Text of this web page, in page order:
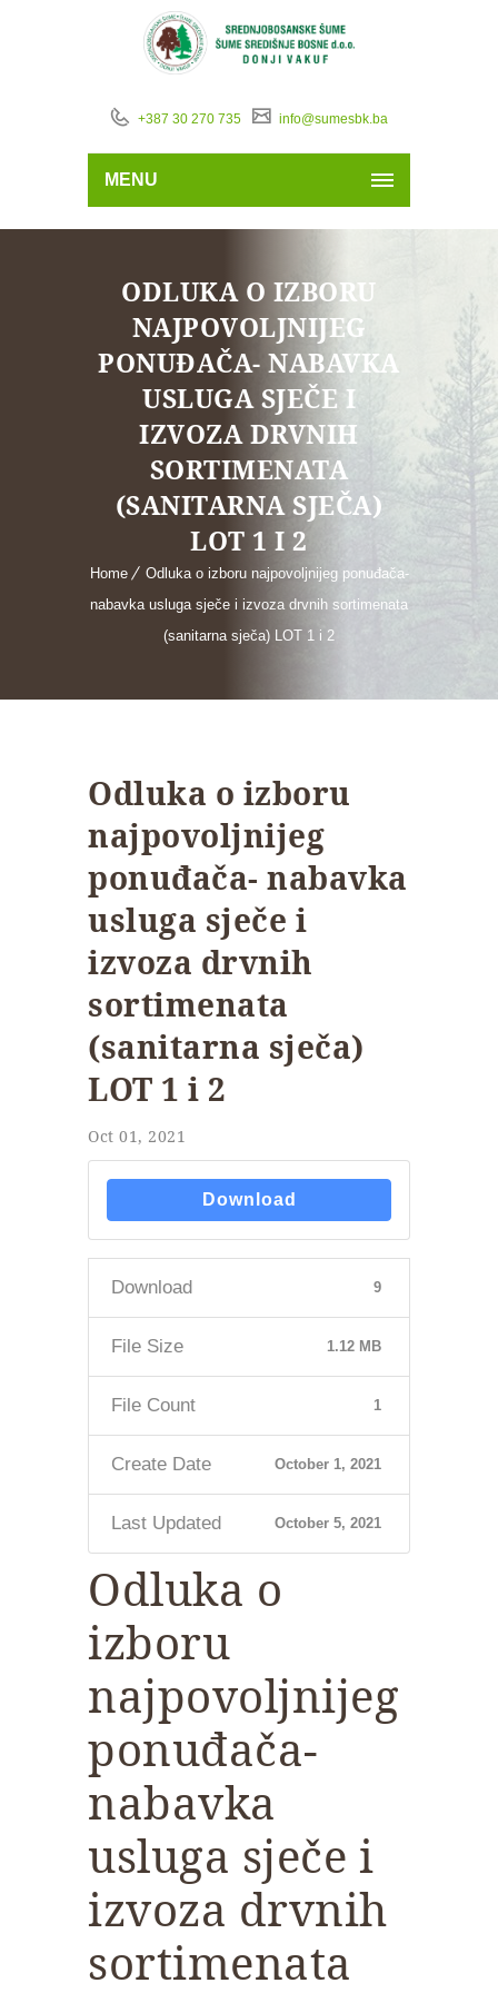
+387 30 270 735 info@sumesbk.ba
MENU
ODLUKA O IZBORU
NAJPOVOLJNIJEG
PONUĐAČA- NABAVKA
USLUGA SJEČE I
IZVOZA DRVNIH
SORTIMENATA
(SANITARNA SJEČA)
LOT 1 I 2
Home
Odluka o izboru najpovoljnijeg ponuđača-
nabavka usluga sječe i izvoza drvnih sortimenata
(sanitarna sječa) LOT 1 i 2
Odluka o izboru
najpovoljnijeg
ponuđača- nabavka
usluga sječe i
izvoza drvnih
sortimenata
(sanitarna sječa)
LOT 1 i 2
Oct 01, 2021
Download
Download 9
File Size 1.12 MB
File Count 1
Create Date October 1, 2021
Last Updated October 5, 2021
Odluka o
izboru
najpovoljnijeg
ponuđača-
nabavka
usluga sječe i
izvoza drvnih
sortimenata